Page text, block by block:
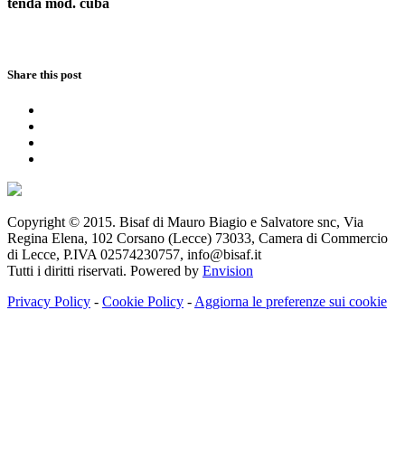
tenda mod. cuba
Share this post
Copyright © 2015. Bisaf di Mauro Biagio e Salvatore snc, Via
Regina Elena, 102 Corsano (Lecce) 73033, Camera di Commercio
di Lecce, P.IVA 02574230757, info@bisaf.it
Tutti i diritti riservati. Powered by Envision
Privacy Policy - Cookie Policy - Aggiorna le preferenze sui cookie